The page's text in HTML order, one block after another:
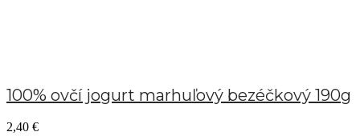
100% ovčí jogurt marhuľový bezéčkový 190g
2,40 €